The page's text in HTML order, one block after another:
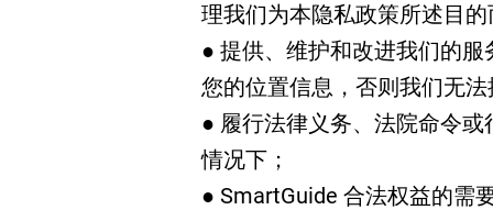
理我们为本隐私政策所述目
● 提供、维护和改进我们的
您的位置信息，否则我们无
● 履行法律义务、法院命令
情况下；
● SmartGuide 合法权益的需